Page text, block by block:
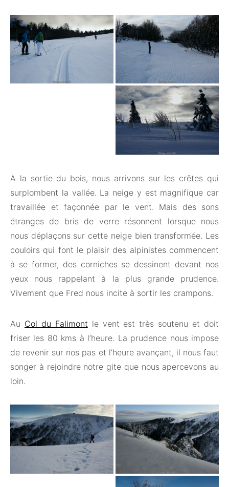
A la sortie du bois, nous arrivons sur les crêtes qui
surplombent la vallée. La neige y est magnifique car
travaillée et façonnée par le vent. Mais des sons
étranges de bris de verre résonnent lorsque nous
nous déplaçons sur cette neige bien transformée. Les
couloirs qui font le plaisir des alpinistes commencent
à se former, des corniches se dessinent devant nos
yeux nous rappelant à la plus grande prudence.
Vivement que Fred nous incite à sortir les crampons.
Au Col du Falimont le vent est très soutenu et doit
friser les 80 kms à l’heure. La prudence nous impose
de revenir sur nos pas et l’heure avançant, il nous faut
songer à rejoindre notre gite que nous apercevons au
loin.